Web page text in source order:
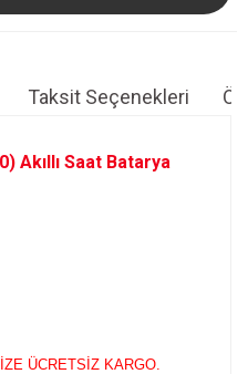
Taksit Seçenekleri
Akıllı Saat Batarya
ÜCRETSİZ KARGO.